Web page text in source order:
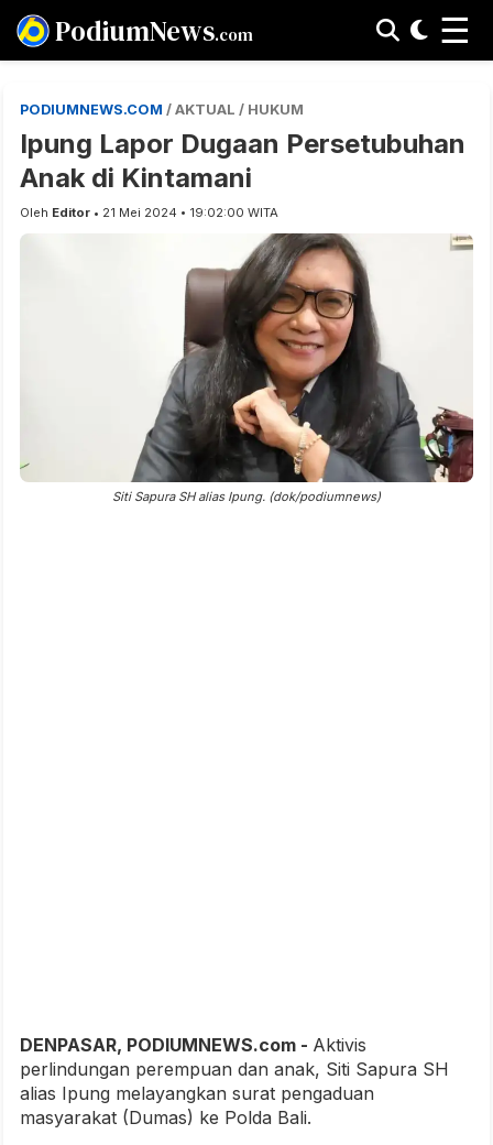
PodiumNews.com ☰
PODIUMNEWS.COM / AKTUAL / HUKUM
Ipung Lapor Dugaan Persetubuhan
Anak di Kintamani
Oleh Editor • 21 Mei 2024 • 19:02:00 WITA
Siti Sapura SH alias Ipung. (dok/podiumnews)
DENPASAR, PODIUMNEWS.com - Aktivis
perlindungan perempuan dan anak, Siti Sapura SH
alias Ipung melayangkan surat pengaduan
masyarakat (Dumas) ke Polda Bali.